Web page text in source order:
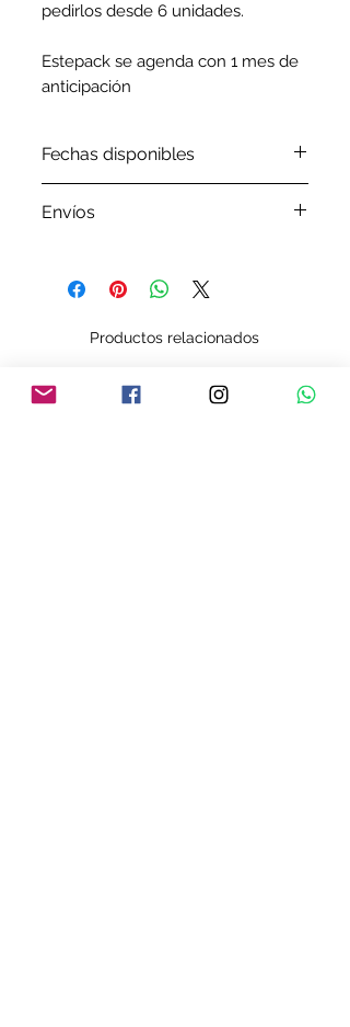
pedirlos desde 6 unidades.
Estepack se agenda con 1 mes de
anticipación
Fechas disponibles
pedido verifica en
fechas que tenemos disponibles.
Envíos
de envíos
Productos relacionados